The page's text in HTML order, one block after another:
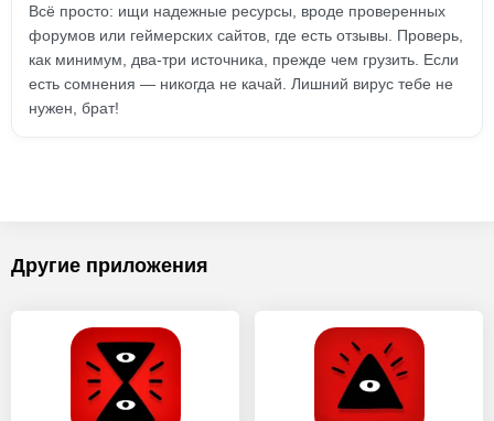
Всё просто: ищи надежные ресурсы, вроде проверенных
форумов или геймерских сайтов, где есть отзывы. Проверь,
как минимум, два-три источника, прежде чем грузить. Если
есть сомнения — никогда не качай. Лишний вирус тебе не
нужен, брат!
Другие приложения